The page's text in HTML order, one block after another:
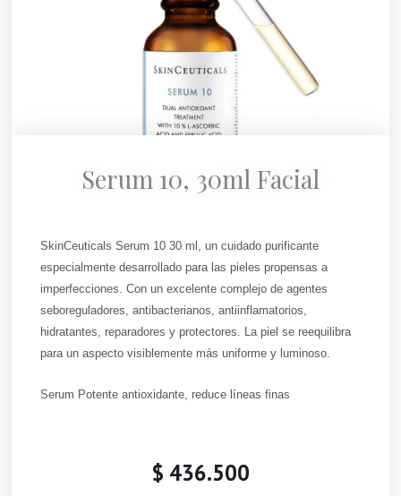
Serum 10, 30ml Facial
SkinCeuticals Serum 10 30 ml, un cuidado purificante
especialmente desarrollado para las pieles propensas a
imperfecciones. Con un excelente complejo de agentes
seboreguladores, antibacterianos, antiinflamatorios,
hidratantes, reparadores y protectores. La piel se reequilibra
para un aspecto visiblemente más uniforme y luminoso.
Serum Potente antioxidante, reduce líneas finas
$ 436.500